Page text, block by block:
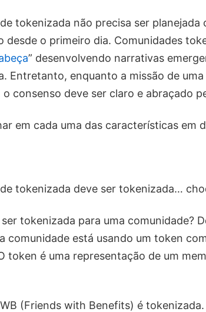
tokenizada não precisa ser
desde o primeiro dia. Comunidades
” desenvolvendo narrativas
Entretanto, enquanto a missão de
consenso deve ser claro e abraçado
em cada uma das características em
tokenizada deve ser tokenizada…
tokenizada para uma comunidade?
comunidade está usando um token
token é uma representação de um
(Friends with Benefits) é